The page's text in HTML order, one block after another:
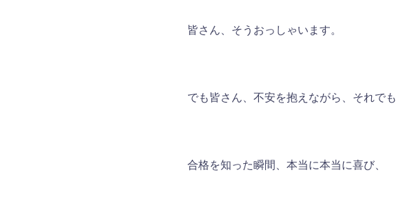
皆さん、そうおっしゃいます。
でも皆さん、不安を抱えながら、それで
合格を知った瞬間、本当に本当に喜び、